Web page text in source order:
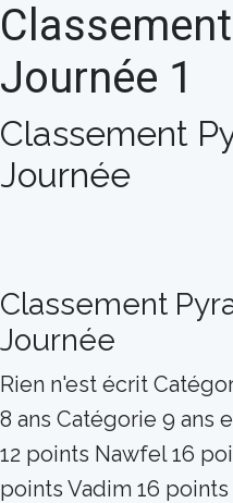
Journée 1
Classement
Journée
Classement
Journée
Rien n'est écrit
8 ans Catégorie 9 ans
12 points Nawfel 16
points Vadim 16